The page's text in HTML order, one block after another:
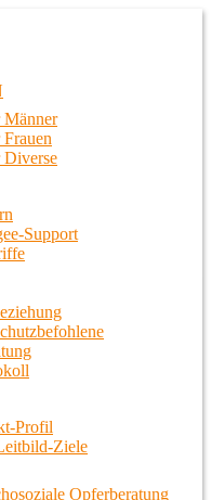
Support
Profil
Ziele
Opferberatung